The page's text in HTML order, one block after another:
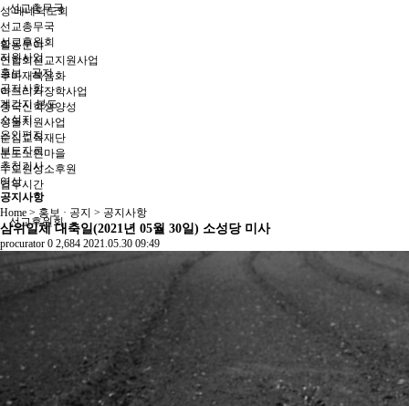
선교총무국
활동분야
연합회선교지원사업
쿠바재복음화
아프리카장학사업
중국신학생양성
성물지원사업
순심교육재단
분도노인마을
수도원성소후원
업무시간
선교후원회
후원안내
후원회원 혜택
후원신청
후원금액변경
후원해지
기부금영수증
자동발급
수동발급(개인)
성 베네딕도회
선교총무국
선교후원회
지원사업
홍보 · 공지
공지사항
계간지 분도
소식지
은인편지
보도자료
추천기사
영상
공지사항
Home > 홍보 · 공지 > 공지사항
삼위일체 대축일(2021년 05월 30일) 소성당 미사
procurator 0 2,684 2021.05.30 09:49